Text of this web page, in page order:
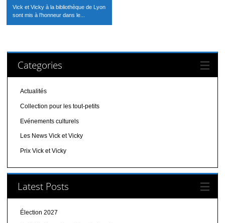
Vick et Vicky à la bibliothèque de Lyon
sont mis à l’honneur dans le...
Categories
Actualités
Collection pour les tout-petits
Evénements culturels
Les News Vick et Vicky
Prix Vick et Vicky
Latest Posts
Élection 2027